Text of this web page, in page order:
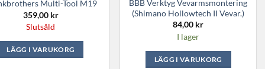
Multi-Tool M19
359,00 kr
Slutsåld
LÄGG I VARUKORG
BBB Verktyg Vevarmsmontering
(Shimano Hollowtech II Vevar.)
84,00 kr
I lager
LÄGG I VARUKORG